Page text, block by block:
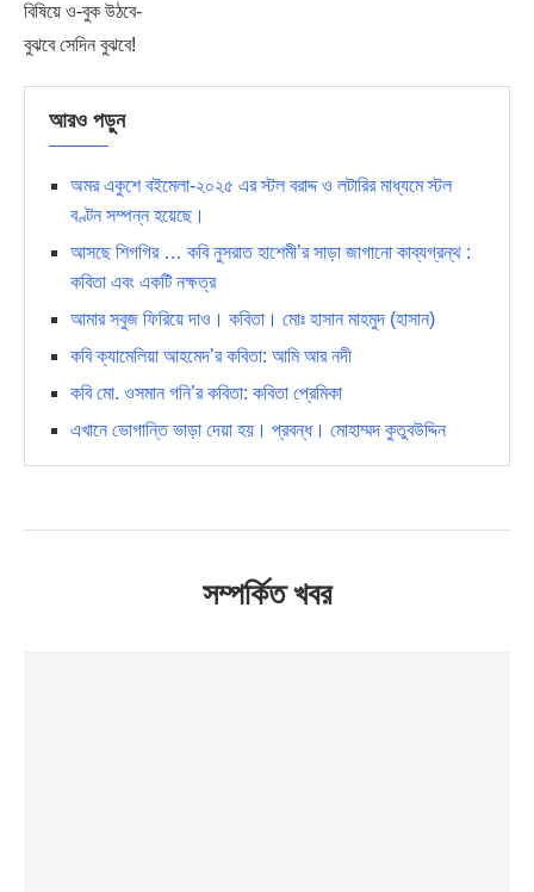
বিষিয়ে ও-বুক উঠবে-
বুঝবে সেদিন বুঝবে!
আরও পড়ুন
অমর একুশে বইমেলা-২০২৫ এর স্টল বরাদ্দ ও লটারির মাধ্যমে স্টল
বণ্টন সম্পন্ন হয়েছে।
আসছে শিগগির … কবি নুসরাত হাশেমী’র সাড়া জাগানো কাব্যগ্রন্থ :
কবিতা এবং একটি নক্ষত্র
আমার সবুজ ফিরিয়ে দাও। কবিতা। মোঃ হাসান মাহমুদ (হাসান)
কবি ক্যামেলিয়া আহমেদ’র কবিতা: আমি আর নদী
কবি মো. ওসমান গনি’র কবিতা: কবিতা প্রেমিকা
এখানে ভোগান্তি ভাড়া দেয়া হয়। প্রবন্ধ। মোহাম্মদ কুতুবউদ্দিন
সম্পর্কিত খবর